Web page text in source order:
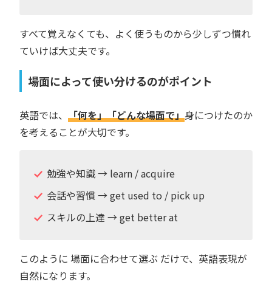
すべて覚えなくても、よく使うものから少しずつ慣れ
ていけば大丈夫です。
場面によって使い分けるのがポイント
英語では、 「何を」「どんな場面で」身につけたのか
を考えることが大切です。
勉強や知識 → learn / acquire
会話や習慣 → get used to / pick up
スキルの上達 → get better at
このように 場面に合わせて選ぶ だけで、英語表現が
自然になります。